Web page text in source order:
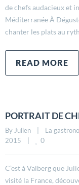
de chefs audacieux et
Méditerranée À
chanter les plats au
READ MORE
PORTRAIT DE
By Julien La
2015
0
C’est à Valberg que
visité la France,